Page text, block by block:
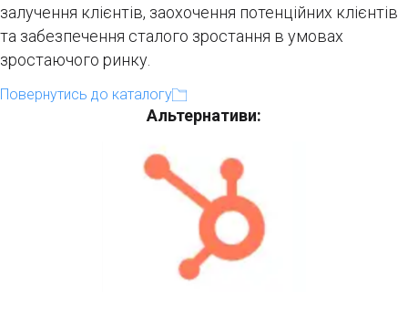
залучення клієнтів, заохочення потенційних клієнтів
та забезпечення сталого зростання в умовах
зростаючого ринку.
Повернутись до каталогу
Альтернативи: